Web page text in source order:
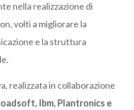
nella realizzazione di
volti a migliorare la
e la struttura
realizzata in collaborazione
Ibm, Plantronics e